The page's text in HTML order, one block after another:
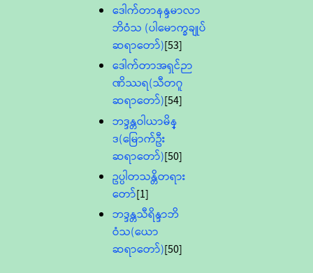
ဒေါက်တာနန္ဒမာလာ
ဘိဝံသ (ပါမောက္ခချုပ်
ဆရာတော်)[53]
ဒေါက်တာအရှင်ဉာ
ဏိဿရ(သီတဂူ
ဆရာတော်)[54]
ဘဒ္ဒန္တဝါယာမိန္
ဒ(မြောက်ဦး
ဆရာတော်)[50]
ဥပ္ပါတသန္တိတရား
တော်[1]
ဘဒ္ဒန္တသီရိန္ဒာဘိ
ဝံသ(ယော
ဆရာတော်)[50]